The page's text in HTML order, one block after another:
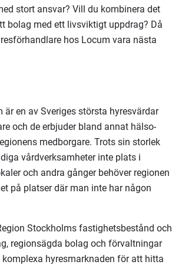
stort ansvar? Vill du kombinera det
bolag med ett livsviktigt uppdrag? Då
hos Locum vara nästa
är en av Sveriges största hyresvärdar
och de erbjuder bland annat hälso-
medborgare. Trots sin storlek
vårdverksamheter inte plats i
och andra gånger behöver regionen
på platser där man inte har någon
Stockholms fastighetsbestånd och
regionsägda bolag och förvaltningar
hyresmarknaden för att hitta